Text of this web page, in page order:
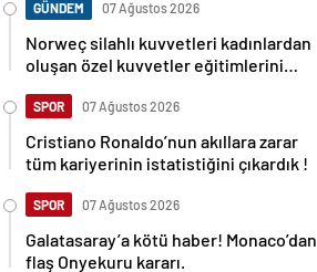
GÜNDEM 07 Ağustos 2026
Norweç silahlı kuvvetleri kadınlardan
oluşan özel kuvvetler eğitimlerini
SPOR 07 Ağustos 2026
Cristiano Ronaldo’nun akıllara zarar
tüm kariyerinin istatistiğini çıkardık !
SPOR 07 Ağustos 2026
Galatasaray’a kötü haber! Monaco’dan
flaş Onyekuru kararı.